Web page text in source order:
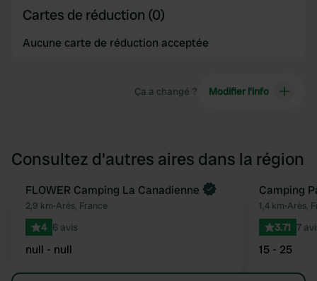
Cartes de réduction (0)
Aucune carte de réduction acceptée
Ça a changé ? Modifier l’info
Consultez d'autres aires dans la région
Préféré
Reserve maintenant
FLOWER Camping La Canadienne
2,9 km•Arès, France
4 6 avis
null - null
Camping
1,4 km•Arès,
3.71 7
15 - 25